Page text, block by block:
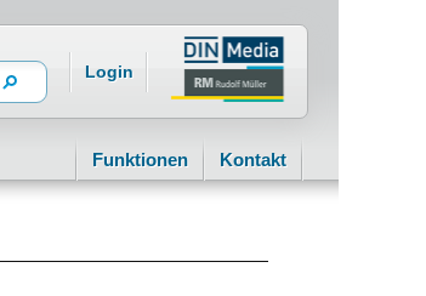
Login
Funktionen Kontakt